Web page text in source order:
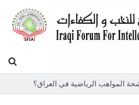
المواهب الرياضية في العراق؟